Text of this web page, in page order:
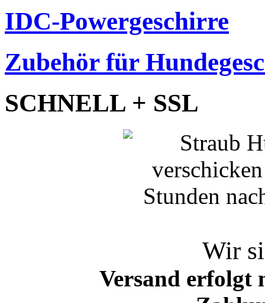
IDC-Powergeschirre
Zubehör für
SCHNELL + SSL
Wir
Versand erfolgt